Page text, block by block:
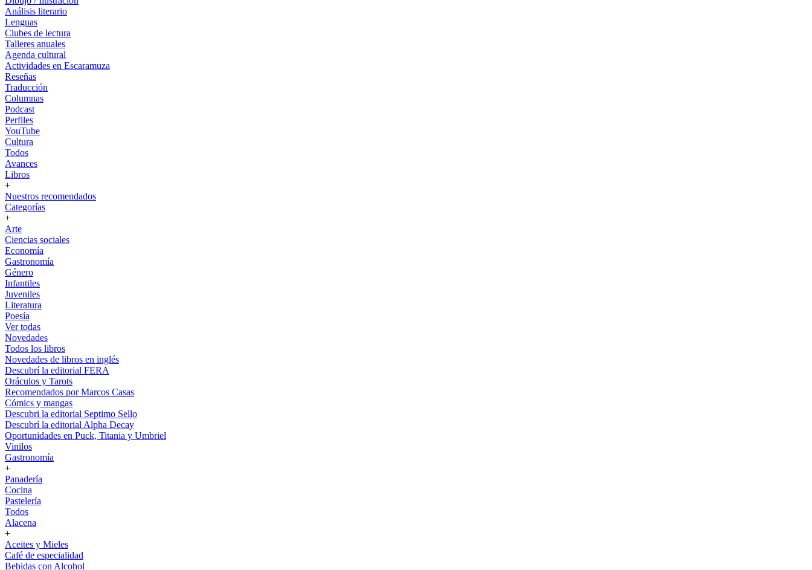
Análisis literario
Lenguas
Clubes de lectura
Talleres anuales
Agenda cultural
Actividades en Escaramuza
Reseñas
Traducción
Columnas
Podcast
Perfiles
YouTube
Cultura
Todos
Avances
Libros
+
Nuestros recomendados
Categorías
+
Arte
Ciencias sociales
Economía
Gastronomía
Género
Infantiles
Juveniles
Literatura
Poesía
Ver todas
Novedades
Todos los libros
Novedades de libros en inglés
Descubrí la editorial FERA
Oráculos y Tarots
Recomendados por Marcos Casas
Cómics y mangas
Descubri la editorial Septimo Sello
Descubrí la editorial Alpha Decay
Oportunidades en Puck, Titania y Umbriel
Vinilos
Gastronomía
+
Panadería
Cocina
Pastelería
Todos
Alacena
+
Aceites y Mieles
Café de especialidad
Bebidas con Alcohol